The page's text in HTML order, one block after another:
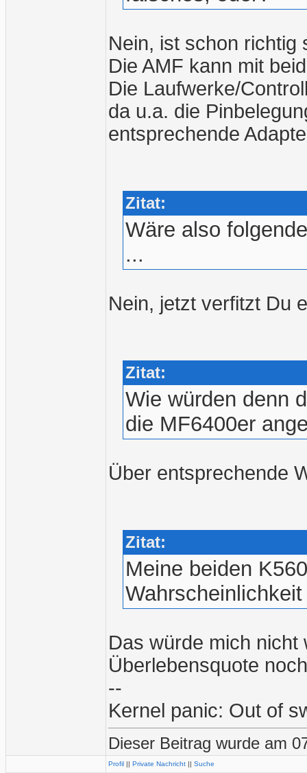
Nein, ist schon richtig
Die AMF kann mit
Die Laufwerke/
da u.a. die
entsprechende
Zitat:
Wäre also
...
Nein, jetzt verfitzt Du
Zitat:
Wie würden denn
die MF6400er
Über entsprechende
Zitat:
Meine beiden
Das würde mich nicht
Überlebensquote
--
Kernel panic: Out of
Dieser Beitrag wurde am
Profil || Private Nachricht || Suche